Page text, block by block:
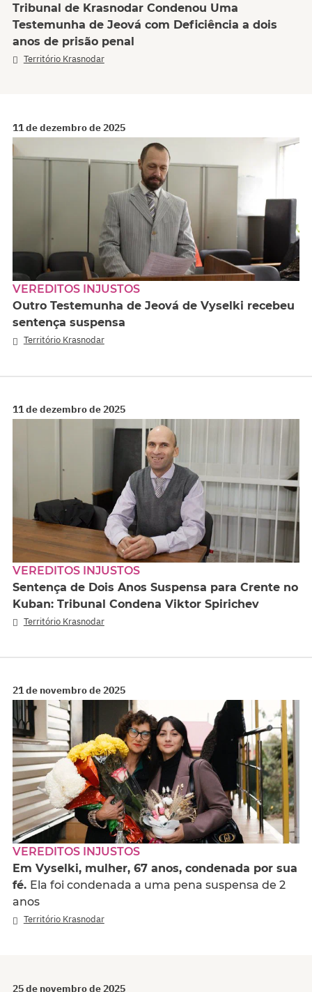
Tribunal de Krasnodar Condenou Uma
Testemunha de Jeová com Deficiência a dois
anos de prisão penal
Território Krasnodar
11 de dezembro de 2025
VEREDITOS INJUSTOS
Outro Testemunha de Jeová de Vyselki recebeu
sentença suspensa
Território Krasnodar
11 de dezembro de 2025
VEREDITOS INJUSTOS
Sentença de Dois Anos Suspensa para Crente no
Kuban: Tribunal Condena Viktor Spirichev
Território Krasnodar
21 de novembro de 2025
VEREDITOS INJUSTOS
Em Vyselki, mulher, 67 anos, condenada por sua
fé. Ela foi condenada a uma pena suspensa de 2
anos
Território Krasnodar
25 de novembro de 2025